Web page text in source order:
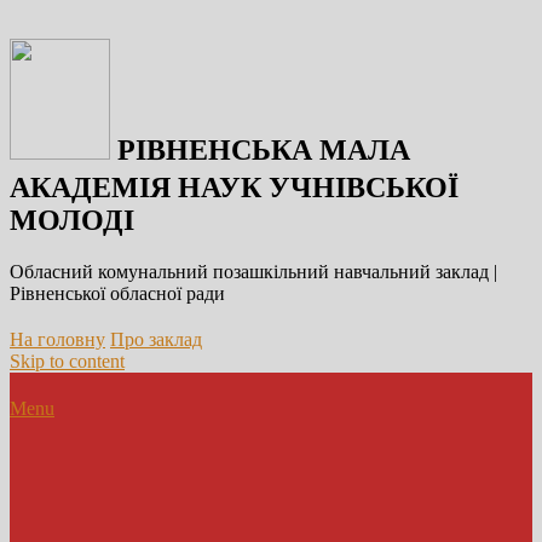
РІВНЕНСЬКА МАЛА
АКАДЕМІЯ НАУК УЧНІВСЬКОЇ
МОЛОДІ
Обласний комунальний позашкільний навчальний заклад |
Рівненської обласної ради
На головну Про заклад
Skip to content
Menu